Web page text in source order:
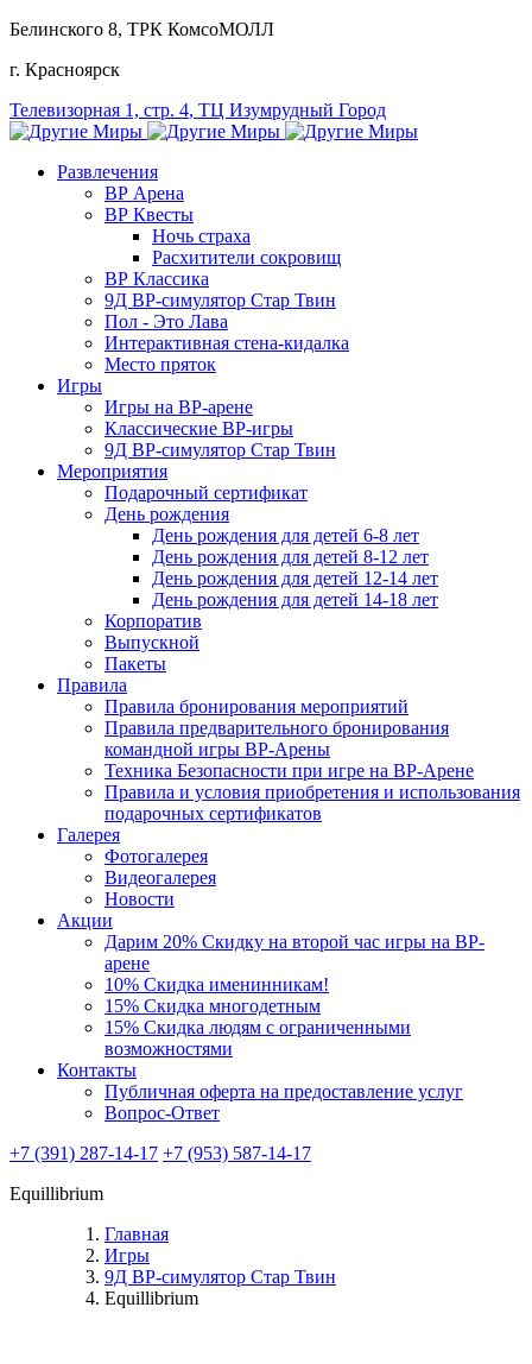
Белинского 8, ТРК КомсоМОЛЛ
г. Красноярск
Телевизорная 1, стр. 4, ТЦ Изумрудный Город
Развлечения
ВР Арена
ВР Квесты
Ночь страха
Расхитители сокровищ
ВР Классика
9Д ВР-симулятор Стар Твин
Пол - Это Лава
Интерактивная стена-кидалка
Место пряток
Игры
Игры на ВР-арене
Классические ВР-игры
9Д ВР-симулятор Стар Твин
Мероприятия
Подарочный сертификат
День рождения
День рождения для детей 6-8 лет
День рождения для детей 8-12 лет
День рождения для детей 12-14 лет
День рождения для детей 14-18 лет
Корпоратив
Выпускной
Пакеты
Правила
Правила бронирования мероприятий
Правила предварительного бронирования
командной игры ВР-Арены
Техника Безопасности при игре на ВР-Арене
Правила и условия приобретения и использования
подарочных сертификатов
Галерея
Фотогалерея
Видеогалерея
Новости
Акции
Дарим 20% Скидку на второй час игры на ВР-
арене
10% Скидка именинникам!
15% Скидка многодетным
15% Скидка людям с ограниченными
возможностями
Контакты
Публичная оферта на предоставление услуг
Вопрос-Ответ
+7 (391) 287-14-17 +7 (953) 587-14-17
Equillibrium
Главная
Игры
9Д ВР-симулятор Стар Твин
Equillibrium